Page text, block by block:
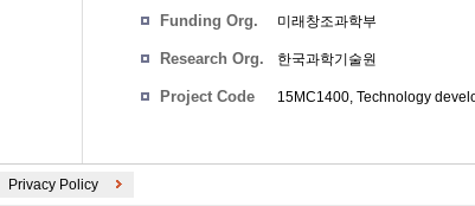
Funding Org. 미래창조과학부
Research Org. 한국과학기술원
Project Code 15MC1400, Technology
Privacy Policy